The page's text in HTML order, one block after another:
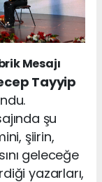
Mesajı
Tayyip
şu
şiirin,
geleceğe
yazarları,